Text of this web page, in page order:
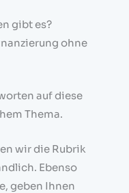
gibt es?
ohne
auf diese
Thema.
wir die Rubrik
Ebenso
geben Ihnen